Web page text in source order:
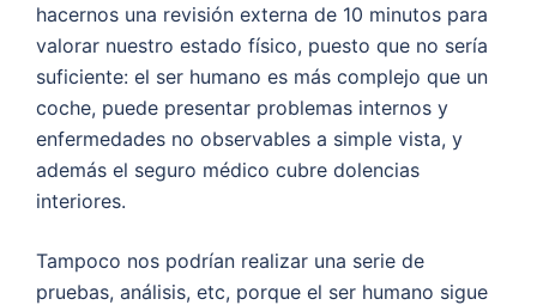
hacernos una revisión externa de 10 minutos para
valorar nuestro estado físico, puesto que no sería
suficiente: el ser humano es más complejo que un
coche, puede presentar problemas internos y
enfermedades no observables a simple vista, y
además el seguro médico cubre dolencias
interiores.
Tampoco nos podrían realizar una serie de
pruebas, análisis, etc, porque el ser humano sigue